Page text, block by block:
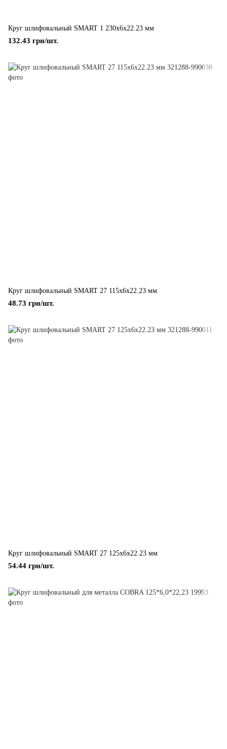
Круг шлифовальный SMART 1 230x6x22.23 мм
132.43 грн/шт.
Круг шлифовальный SMART 27 115x6x22.23 мм
48.73 грн/шт.
Круг шлифовальный SMART 27 125x6x22.23 мм
54.44 грн/шт.